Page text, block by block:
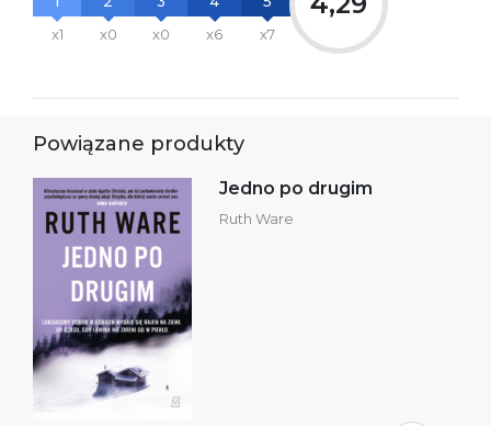
x1
x0
x0
x6
x7
Powiązane produkty
Jedno po drugim
Ruth Ware